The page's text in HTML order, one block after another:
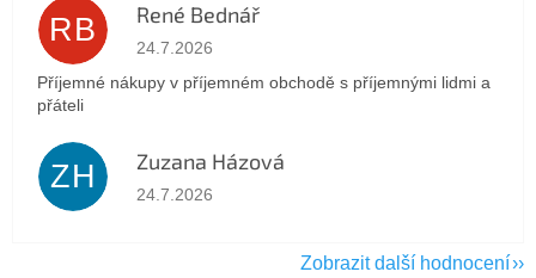
RB René Bednář
Hodnocení obchodu je 5 z 5 hvězdiček.
24.7.2026
Příjemné nákupy v příjemném obchodě s příjemnými lidmi a
přáteli
ZH Zuzana Házová
Hodnocení obchodu je 5 z 5 hvězdiček.
24.7.2026
Zobrazit další hodnocení